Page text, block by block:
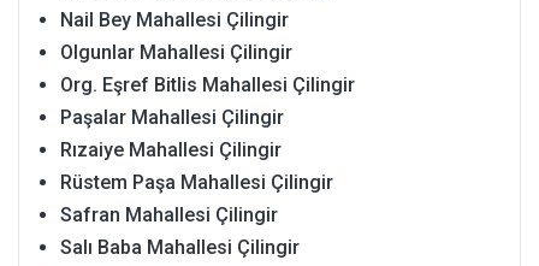
Nail Bey Mahallesi Çilingir
Olgunlar Mahallesi Çilingir
Org. Eşref Bitlis Mahallesi Çilingir
Paşalar Mahallesi Çilingir
Rızaiye Mahallesi Çilingir
Rüstem Paşa Mahallesi Çilingir
Safran Mahallesi Çilingir
Salı Baba Mahallesi Çilingir